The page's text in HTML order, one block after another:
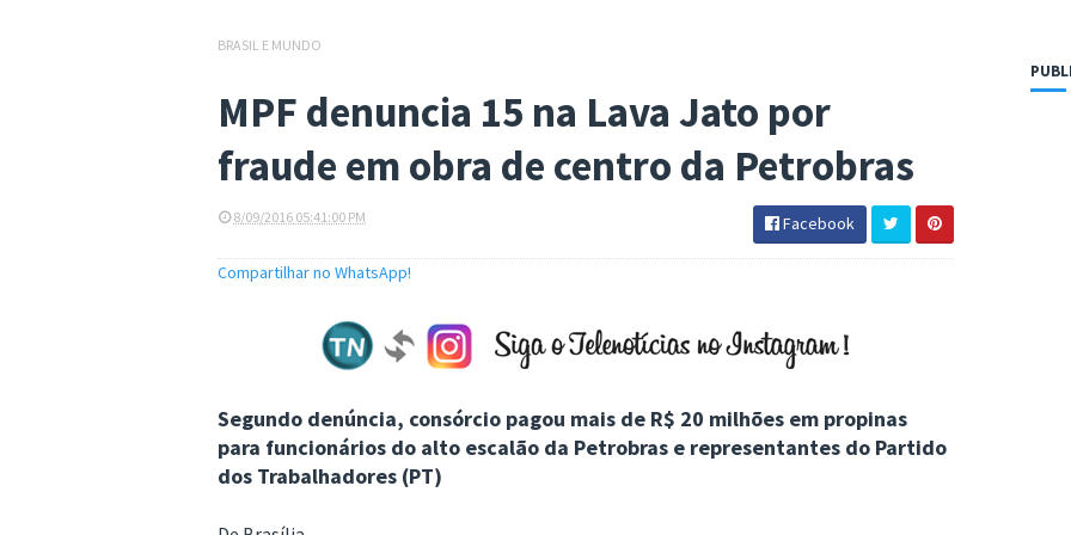
BRASIL E MUNDO
MPF denuncia 15 na Lava Jato por
fraude em obra de centro da Petrobras
8/09/2016 05:41:00 PM Facebook
Compartilhar no WhatsApp!
Segundo denúncia, consórcio pagou mais de R$ 20 milhões em propinas
para funcionários do alto escalão da Petrobras e representantes do Partido
dos Trabalhadores (PT)